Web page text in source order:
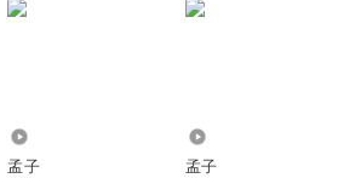
孟子 孟子